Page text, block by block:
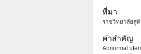
ที่มา
ราชวิทยาลัยสู
คำสำคัญ
Abnormal